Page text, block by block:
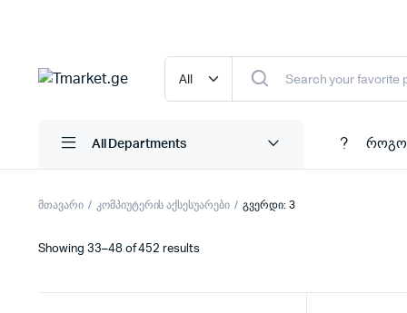
All Departments
მთავარი კომპიუტერის აქსესუარები გვერდი: 3
Showing 33–48 of 452 results